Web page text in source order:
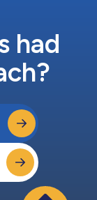
had